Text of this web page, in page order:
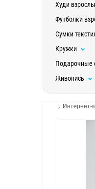
Худи
Футболки
Сумки
Кружки
Подарочные
Живопись
> Интернет-